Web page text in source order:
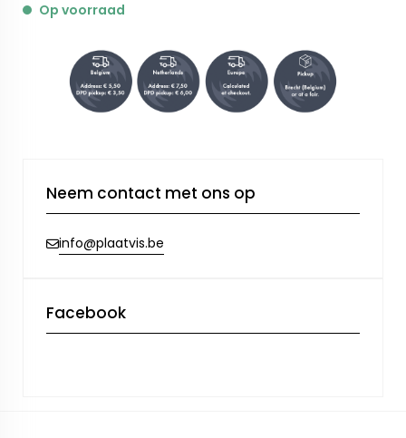
Op voorraad
Neem contact met ons op
info@plaatvis.be
Facebook